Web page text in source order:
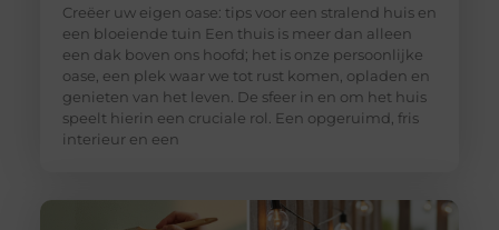
Creëer uw eigen oase: tips voor een stralend huis en
een bloeiende tuin Een thuis is meer dan alleen
een dak boven ons hoofd; het is onze persoonlijke
oase, een plek waar we tot rust komen, opladen en
genieten van het leven. De sfeer in en om het huis
speelt hierin een cruciale rol. Een opgeruimd, fris
interieur en een